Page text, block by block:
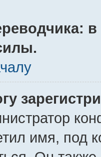
имя, под